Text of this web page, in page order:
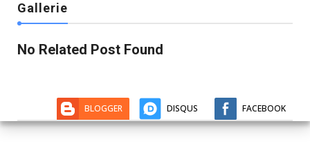
Gallerie
No Related Post Found
BLOGGER DISQUS FACEBOOK